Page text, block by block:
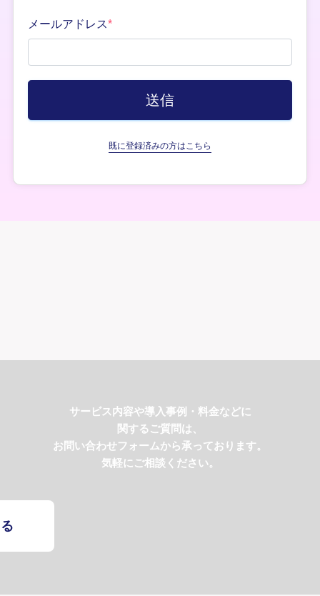
メールアドレス*
既に登録済みの方はこちら
サービス内容や導入事例・料金などに
関するご質問は、
お問い合わせフォームから承っております。
気軽にご相談ください。